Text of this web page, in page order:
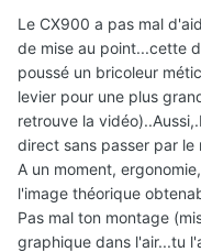
Le CX900 a pas mal
de mise au point...cette
poussé un bricoleur
levier pour une plus
retrouve la
direct sans passer par le
A un moment,
l'image théorique
Pas mal ton montage
graphique dans l'air...tu